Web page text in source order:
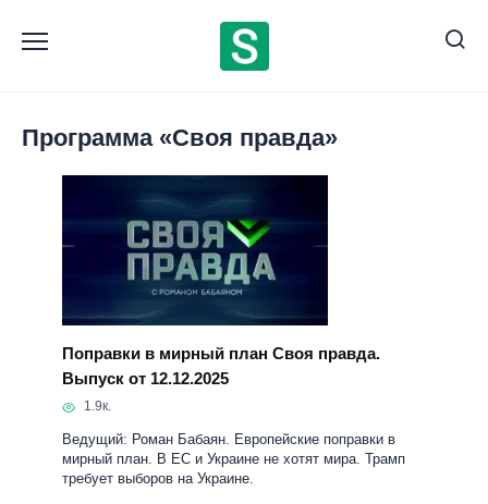
содержанию
Программа «Своя правда»
Поправки в мирный план Своя правда.
Выпуск от 12.12.2025
1.9к.
Ведущий: Роман Бабаян. Европейские поправки в
мирный план. В ЕС и Украине не хотят мира. Трамп
требует выборов на Украине.